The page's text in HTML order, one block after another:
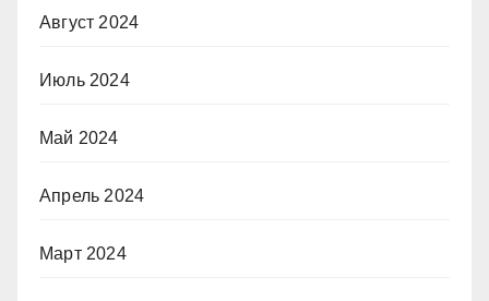
Август 2024
Июль 2024
Май 2024
Апрель 2024
Март 2024